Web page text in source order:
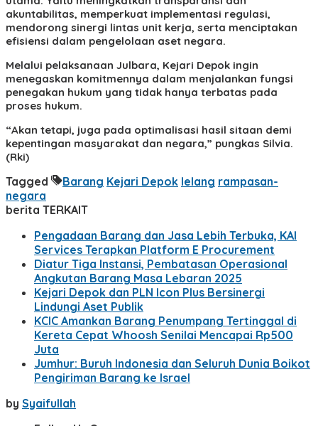
akuntabilitas, memperkuat implementasi regulasi,
mendorong sinergi lintas unit kerja, serta menciptakan
efisiensi dalam pengelolaan aset negara.
Melalui pelaksanaan Julbara, Kejari Depok ingin
menegaskan komitmennya dalam menjalankan fungsi
penegakan hukum yang tidak hanya terbatas pada
proses hukum.
“Akan tetapi, juga pada optimalisasi hasil sitaan demi
kepentingan masyarakat dan negara,” pungkas Silvia.
(Rki)
Tagged Barang Kejari Depok lelang rampasan-
negara
berita TERKAIT
Pengadaan Barang dan Jasa Lebih Terbuka, KAI
Services Terapkan Platform E Procurement
Diatur Tiga Instansi, Pembatasan Operasional
Angkutan Barang Masa Lebaran 2025
Kejari Depok dan PLN Icon Plus Bersinergi
Lindungi Aset Publik
KCIC Amankan Barang Penumpang Tertinggal di
Kereta Cepat Whoosh Senilai Mencapai Rp500
Juta
Jumhur: Buruh Indonesia dan Seluruh Dunia Boikot
Pengiriman Barang ke Israel
by Syaifullah